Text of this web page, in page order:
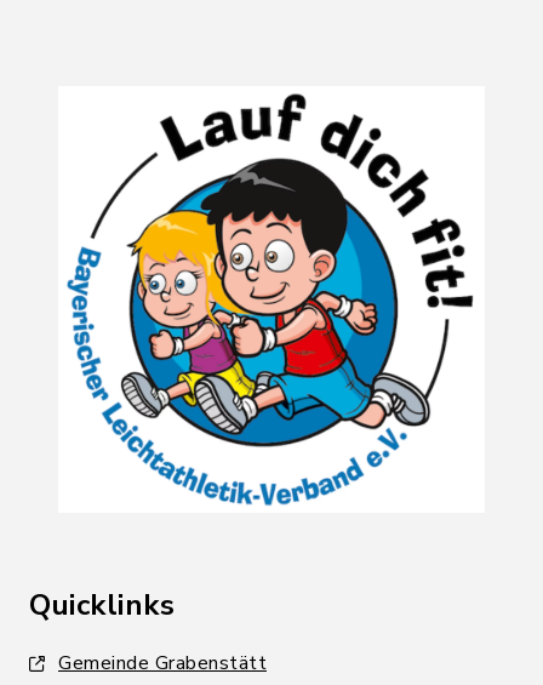
Quicklinks
Gemeinde Grabenstätt